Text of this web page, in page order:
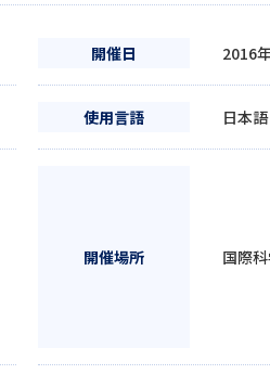
開催日 2016
使用言語 日本語
開催場所 国際科